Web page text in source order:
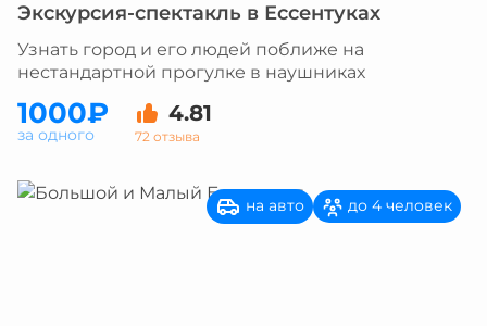
Экскурсия-спектакль в Ессентуках
Узнать город и его людей поближе на
нестандартной прогулке в наушниках
1000₽ 4.81
72 отзыва
за одного
на авто до 4 человек